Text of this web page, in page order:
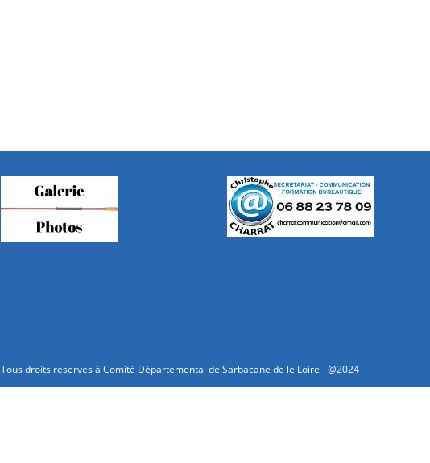
Tous droits réservés à Comité Départemental de Sarbacane de le Loire - @2024